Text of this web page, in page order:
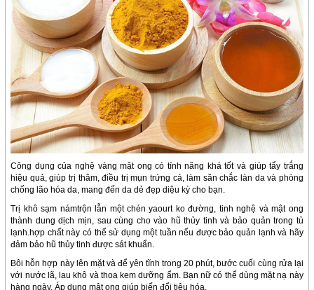
Công dụng của nghệ vàng mật ong có tính năng khá tốt và giúp tẩy trắng
hiệu quả, giúp trị thâm, điều trị mụn trứng cá, làm săn chắc làn da và phòng
chống lão hóa da, mang đến da dẻ đẹp diệu kỳ cho bạn.
Trị khô sạm námtrộn lẫn một chén yaourt ko đường, tinh nghệ và mật ong
thành dung dịch mịn, sau cùng cho vào hũ thủy tinh và bảo quản trong tủ
lạnh.hợp chất này có thể sử dụng một tuần nếu được bảo quản lạnh và hãy
đảm bảo hũ thủy tinh được sát khuẩn.
Bôi hỗn hợp này lên mặt và để yên tĩnh trong 20 phút, bước cuối cùng rửa lại
với nước lã, lau khô và thoa kem dưỡng ẩm. Bạn nữ có thể dùng mặt nạ này
hàng ngày. Áp dụng mật ong giúp biến đổi tiêu hóa.